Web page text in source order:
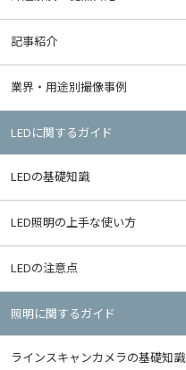
記事紹介
業界・用途別撮像事例
LEDに関するガイド
LEDの基礎知識
LED照明の上手な使い方
LEDの注意点
照明に関するガイド
ラインスキャンカメラの基礎知識